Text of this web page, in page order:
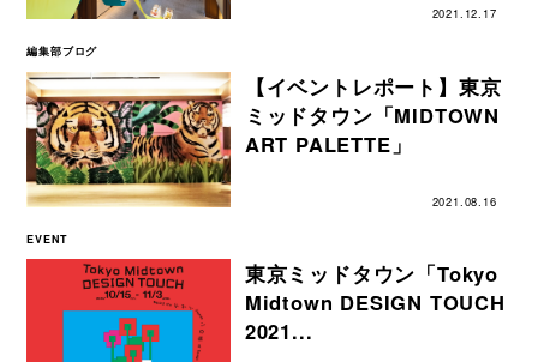
2021.12.17
EVENT
東京ミッドタウン「Tokyo
Midtown DESIGN TOUCH
2021...
編集部ブログ
【イベントレポート】東京
ミッドタウン「MIDTOWN
ART PALETTE」
2021.08.16